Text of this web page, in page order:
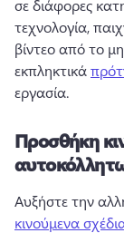
σε διάφορες
τεχνολογία,
βίντεο από το
εκπληκτικά
εργασία.
Προσθήκη
Αυξήστε την
κινούμενα